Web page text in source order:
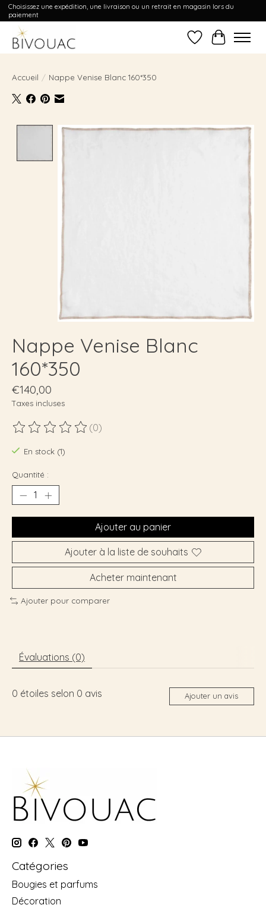
Choisissez une expédition, une livraison ou un retrait en magasin lors du
paiement
Liste dePanier
Accueil / Nappe Venise Blanc 160*350
Product image slideshow Items
Nappe Venise Blanc
160*350
€140,00
Taxes incluses
Ce produit est évalué à
(0)
En stock (1)
Quantité :
Ajouter au panier
Ajouter à la liste de souhaits
Acheter maintenant
Ajouter pour comparer
Évaluations (0)
0 étoiles selon 0 avis Ajouter un avis
Catégories
Bougies et parfums
Décoration